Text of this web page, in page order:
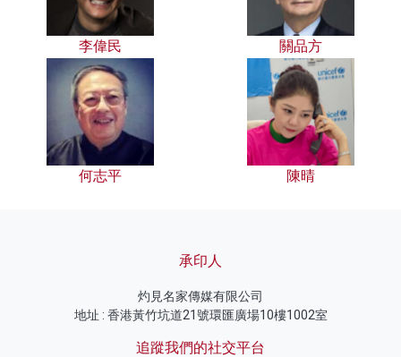
李偉民 關品方
何志平 陳晴
承印人
灼見名家傳媒有限公司
地址 : 香港黃竹坑道21號環匯廣場10樓1002室
追蹤我們的社交平台